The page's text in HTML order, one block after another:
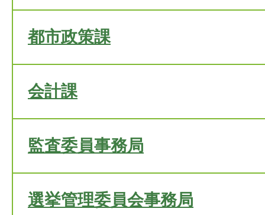
都市政策課
会計課
監査委員事務局
選挙管理委員会事務局